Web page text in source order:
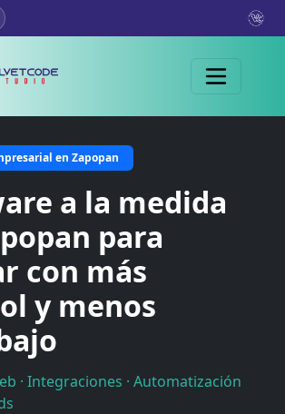
en Zapopan
a la medida
para
con más
y menos
· Integraciones · Automatización